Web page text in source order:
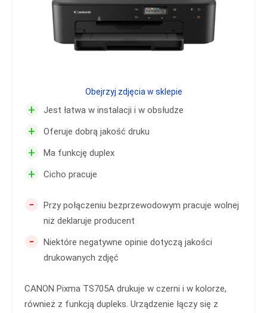
+ Jest łatwa w instalacji i w obsłudze
+ Oferuje dobrą jakość druku
+ Ma funkcję duplex
+ Cicho pracuje
-
Przy połączeniu bezprzewodowym pracuje wolnej
niż deklaruje producent
-
Niektóre negatywne opinie dotyczą jakości
drukowanych zdjęć
CANON Pixma TS705A drukuje w czerni i w kolorze,
również z funkcją dupleks. Urządzenie łączy się z
Obejrzyj zdjęcia w sklepie